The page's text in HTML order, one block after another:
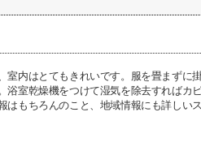
内はとてもきれいです。服を畳まずに
浴室乾燥機をつけて湿気を除去すればカ
もちろんのこと、地域情報にも詳しい